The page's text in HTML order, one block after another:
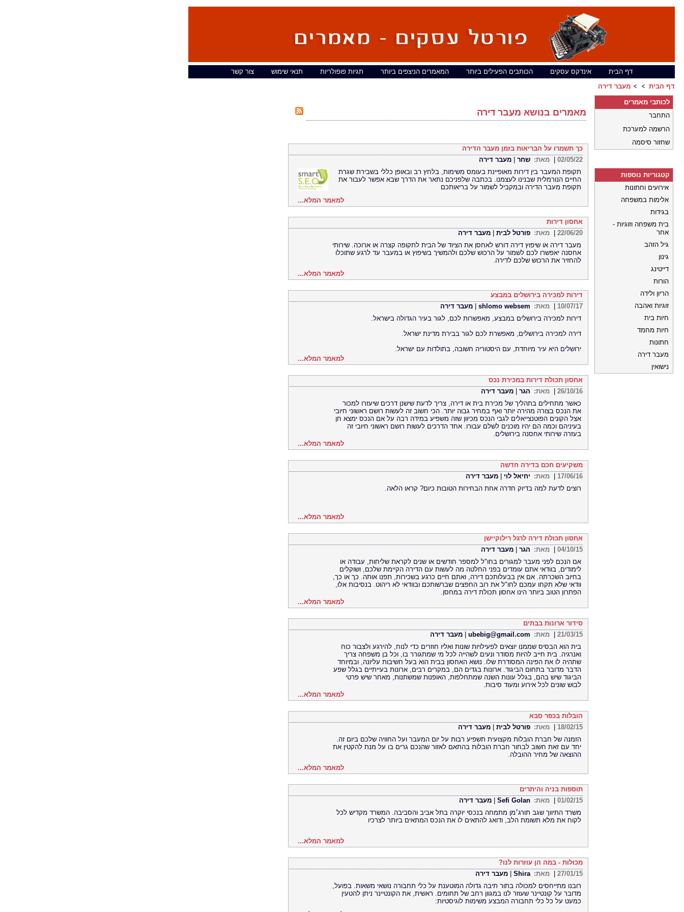
דף הבית אינדקס עסקים הכותבים הפעילים ביותר המאמרים הניצפים ביותר תגיות פופולריות תנאי שימוש
צור קשר
דף הבית
מעבר דירה
מאמרים בנושא מעבר דירה
כך תשמרו על הבריאות בזמן מעבר הדירה
02/05/22
מאת: שחר
מעבר דירה
תקופת המעבר בין דירות מאופיינת בעומס משימות, בלחץ רב ובאופן כללי בשבירת שגרת
החיים הנורמלית שבנינו לעצמנו. בכתבה שלפניכם נתאר את הדרך שבא אפשר לעבור את
תקופת מעבר הדירה ובמקביל לשמור על בריאותכם
למאמר המלא...
אחסון דירות
22/06/20
מאת: פורטל לבית
מעבר דירה
מעבר דירה או שיפוץ דירה דורש לאחסן את הציוד של הבית לתקופה קצרה או ארוכה. שירותי
אחסנה יאפשרו לכם לשמור על הרכוש שלכם ולהמשיך בשיפוץ או במעבר עד לרגע שתוכלו
להחזיר את הרכוש שלכם לדירה.
למאמר המלא...
דירות למכירה בירושלים במבצע
10/07/17
מאת: shlomo websem
מעבר דירה
דירות למכירה בירושלים במבצע, מאפשרות לכם, לגור בעיר הגדולה בישראל.
דירה למכירה בירושלים, מאפשרת לכם לגור בבירת מדינת ישראל.
ירושלים היא עיר מיוחדת, עם היסטוריה חשובה, בתולדות עם ישראל.
למאמר המלא...
אחסון תכולת דירות במכירת נכס
26/10/16
מאת: הגר
מעבר דירה
כאשר מתחילים בתהליך של מכירת בית או דירה, צריך לדעת שישנן דרכים שיעזרו למכור
את הנכס בצורה מהירה יותר ואף במחיר גבוה יותר. הכי חשוב זה לעשות רושם ראשוני חיובי
אצל הקונים הפוטנצייאלים לגבי הנכס מכיוון שזה משפיע במידה רבה על אם הנכס ימצא חן
בעיניהם וכמה הם יהיו מוכנים לשלם עבורו. אחד הדרכים לעשות רושם ראשוני חיובי זה
בעזרה שירותי אחסנה בירושלים.
למאמר המלא...
משקיעים חכם בדירה חדשה
17/06/16
מאת: יחיאל לוי
מעבר דירה
רוצים לדעת למה בדיוק חדרה אחת הבחירות הטובות כיום? קראו הלאה.
למאמר המלא...
אחסון תכולת דירה לרגל רילוקיישן
04/10/15
מאת: הגר
מעבר דירה
אם הנכם לפני מעבר למגורים בחו"ל למספר חודשים או שנים לקראת שליחות, עבודה או
לימודים, בוודאי אתם עומדים בפני החלטה מה לעשות עם הדירה הקיימת שלכם, ושוקלים
בחיוב השכרתה. אם אין בבעלותכם דירה, ואתם חיים כרגע בשכירות, תפנו אותה. כך או כך,
וודאי שלא תקחו עמכם לחו"ל את רוב החפצים שברשותכם ובוודאי לא ריהוט. בנסיבות אלו,
הפתרון הטוב ביותר הינו אחסון תכולת דירה במחסן.
למאמר המלא...
סידור ארונות בבתים
21/03/15
מאת: ubebig@gmail.com
מעבר דירה
בית הוא הבסיס שממנו יוצאים לפעילויות שונות ואליו חוזרים כדי לנוח, להירגע ולצבור כוח
ואנרגיה. בית חייב להיות מסודר ונעים לשהייה לכל מי שמתגורר בו, וכל בן משפחה צריך
שתהיה לו את הפינה המסודרת שלו. נושא האחסון בבית הוא בעל חשיבות עליונה, ובמיוחד
הדבר מדובר בתחום הביגוד. ארונות בגדים הם, במקרים רבים, ארונות בעייתיים בגלל שפע
הביגוד שיש בהם, בגלל עונות השנה שמתחלפות, האופנות שמשתנות, מאחר שיש פרטי
לבוש שונים לכל אירוע ומעוד סיבות.
למאמר המלא...
הובלות בכפר סבא
18/02/15
מאת: פורטל לבית
מעבר דירה
הזמנה של חברת הובלות מקצועית תשפיע רבות על יום המעבר ועל החוויה שלכם ביום זה.
יחד עם זאת חשוב לבחור חברת הובלות בהתאם לאזור שהנכם גרים בו על מנת להקטין את
ההוצאה של מחיר ההובלה.
למאמר המלא...
תוספות בניה והיתרים
01/02/15
מאת: Sefi Golan
מעבר דירה
משרד התיווך שגב תורג׳מן מתמחה בנכסי יוקרה בתל אביב והסביבה. המשרד מקדיש לכל
לקוח את מלא תשומת הלב, ודואג להתאים לו את הנכס המתאים ביותר לצרכיו
למאמר המלא...
מכולות - במה הן עוזרות לנו?
27/01/15
מאת: Shira
מעבר דירה
רובנו מתייחסים למכולה בתור תיבה גדולה המוטענת על כלי תחבורה נושאי משאות. בפועל,
מדובר על קונטיינר שעוזר לנו במגוון רחב של תחומים. ראשית, את הקונטיינר ניתן להטעין
כמעט על כל כלי תחבורה המבצע משימות לוגיסטיות:
לכותבי מאמרים
התחבר
הרשמה למערכת
שחזור סיסמה
קטגוריות נוספות
אירועים וחתונות
אלימות במשפחה
בגידות
בית משפחה וזוגיות -
אחר
גיל הזהב
גינון
דייטינג
הורות
הריון ולידה
זוגיות ואהבה
חיות בית
חיות מחמד
חתונות
מעבר דירה
נישואין